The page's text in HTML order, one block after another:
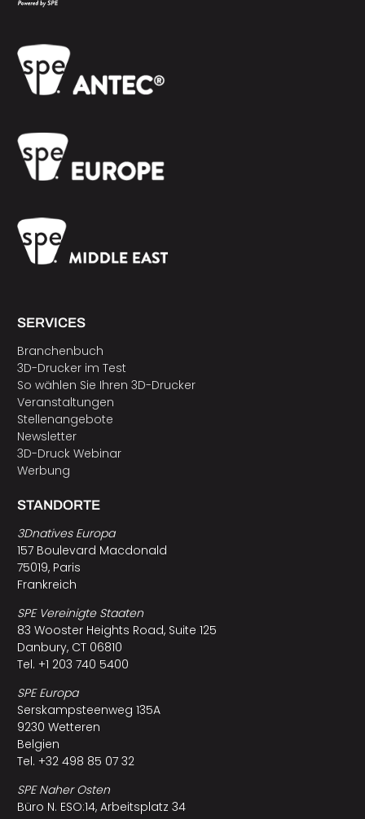
SERVICES
Branchenbuch
3D-Drucker im Test
So wählen Sie Ihren 3D-Drucker
Veranstaltungen
Stellenangebote
Newsletter
3D-Druck Webinar
Werbung
STANDORTE
3Dnatives Europa
157 Boulevard Macdonald
75019, Paris
Frankreich
SPE Vereinigte Staaten
83 Wooster Heights Road, Suite 125
Danbury, CT 06810
Tel. +1 203 740 5400
SPE Europa
Serskampsteenweg 135A
9230 Wetteren
Belgien
Tel. +32 498 85 07 32
SPE Naher Osten
Büro N. ESO:14, Arbeitsplatz 34